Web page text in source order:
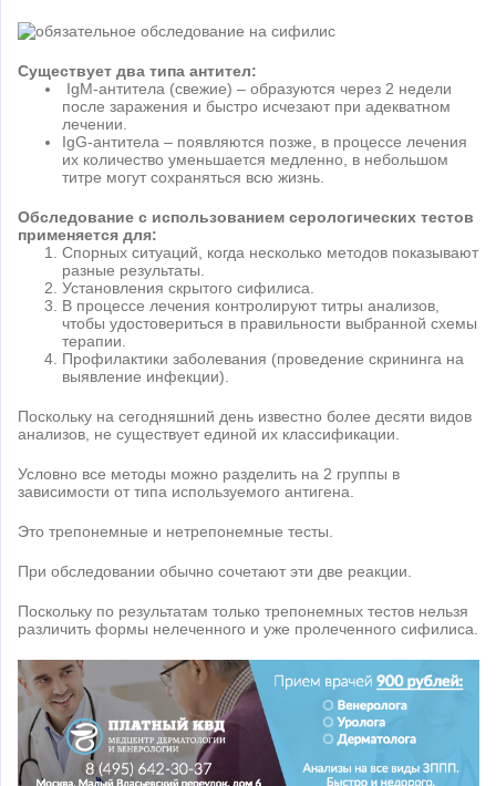
Существует два типа антител:
IgM-антитела (свежие) – образуются через 2 недели
после заражения и быстро исчезают при адекватном
лечении.
IgG-антитела – появляются позже, в процессе лечения
их количество уменьшается медленно, в небольшом
титре могут сохраняться всю жизнь.
Обследование с использованием серологических тестов
применяется для:
Спорных ситуаций, когда несколько методов показывают
разные результаты.
Установления скрытого сифилиса.
В процессе лечения контролируют титры анализов,
чтобы удостовериться в правильности выбранной схемы
терапии.
Профилактики заболевания (проведение скрининга на
выявление инфекции).
Поскольку на сегодняшний день известно более десяти видов
анализов, не существует единой их классификации.
Условно все методы можно разделить на 2 группы в
зависимости от типа используемого антигена.
Это трепонемные и нетрепонемные тесты.
При обследовании обычно сочетают эти две реакции.
Поскольку по результатам только трепонемных тестов нельзя
различить формы нелеченного и уже пролеченного сифилиса.